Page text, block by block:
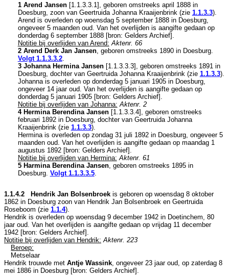
1 Arend Jansen[1.1.3.3.1 ], geboren omstreeks april 1888 in
Doesburg, zoon van Geertruida Johanna Kraaijenbrink (zie 1.1.3.3).
Arend is overleden op woensdag 5 september 1888 in Doesburg,
ongeveer 5 maanden oud. Van het overlijden is aangifte gedaan op
donderdag 6 september 1888 [bron: Gelders Archief].
Notitie bij overlijden van Arend: Aktenr. 66
2 Arend Derk Jan Jansen, geboren omstreeks 1890 in Doesburg.
Volgt 1.1.3.3.2.
3 Johanna Hermina Jansen[1.1.3.3.3], geboren omstreeks 1891 in
Doesburg, dochter van Geertruida Johanna Kraaijenbrink (zie 1.1.3.3).
Johanna is overleden op donderdag 5 januari 1905 in Doesburg,
ongeveer 14 jaar oud. Van het overlijden is aangifte gedaan op
donderdag 5 januari 1905 [bron: Gelders Archief].
Notitie bij overlijden van Johanna: Aktenr. 2
4 Hermina Berendina Jansen[1.1.3.3.4], geboren omstreeks
februari 1892 in Doesburg, dochter van Geertruida Johanna
Kraaijenbrink (zie 1.1.3.3).
Hermina is overleden op zondag 31 juli 1892 in Doesburg, ongeveer 5
maanden oud. Van het overlijden is aangifte gedaan op maandag 1
augustus 1892 [bron: Gelders Archief].
Notitie bij overlijden van Hermina: Aktenr. 61
5 Harmina Berendina Jansen, geboren omstreeks 1895 in
Doesburg. Volgt 1.1.3.3.5.
1.1.4.2 Hendrik Jan Bolsenbroek is geboren op woensdag 8 oktober
1862 in Doesburg zoon van Hendrik Jan Bolsenbroek en Geertruida
Roseboom (zie 1.1.4).
Hendrik is overleden op woensdag 9 december 1942 in Doetinchem, 80
jaar oud. Van het overlijden is aangifte gedaan op vrijdag 11 december
1942 [bron: Gelders Archief].
Notitie bij overlijden van Hendrik: Aktenr. 223
Beroep:
Metselaar
Hendrik trouwde met Antje Wassink, ongeveer 23 jaar oud, op zaterdag 8
mei 1886 in Doesburg [bron: Gelders Archief].